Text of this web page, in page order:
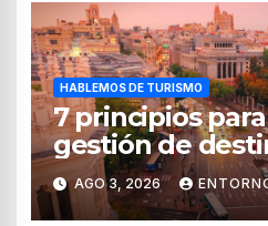
HABLEMOS DE TURISMO
7 principios
gestión de
según el WTTC
AGO 3, 2026